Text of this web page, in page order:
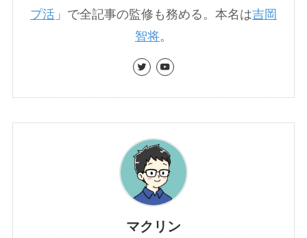
プ活 」で全記事の監修も務める。本名は吉岡
智将。
マクリン